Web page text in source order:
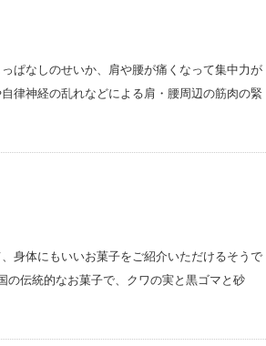
ぱなしのせいか、肩や腰が痛くなって集中力が
神経の乱れなどによる肩・腰周辺の筋肉の緊
身体にもいいお菓子をご紹介いただけるそうで
伝統的なお菓子で、クワの実と黒ゴマと砂